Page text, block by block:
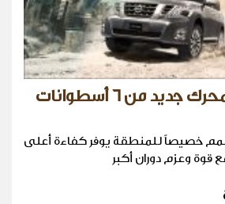
"باترول 2017" بمحرك جديد من 6 أسطوانات
خصيصاً للمنطقة يوفر كفاءة أعلى
قوة وعزم دوران أكبر